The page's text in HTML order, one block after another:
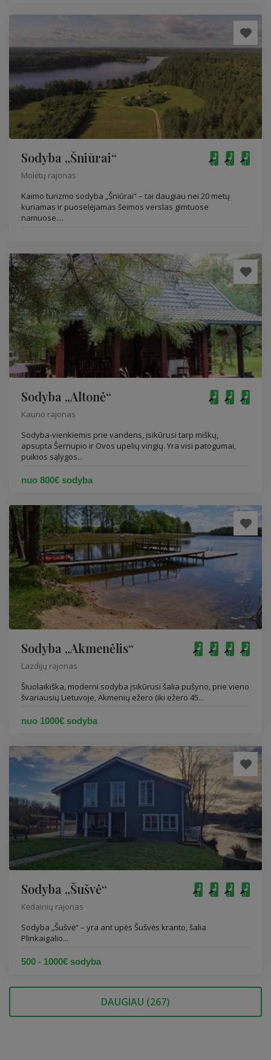
Sodyba „Šniūrai“
Molėtų rajonas
Kaimo turizmo sodyba „Šniūrai“ – tai daugiau nei 20 metų
kuriamas ir puoselėjamas šeimos verslas gimtuose
namuose....
Sodyba „Altonė“
Kauno rajonas
Sodyba-vienkiemis prie vandens, įsikūrusi tarp miškų,
apsupta Šernupio ir Ovos upelių vingių. Yra visi patogumai,
puikios sąlygos...
nuo 800€ sodyba
Sodyba „Akmenėlis“
Lazdijų rajonas
Šiuolaikiška, moderni sodyba įsikūrusi šalia pušyno, prie vieno
švariausių Lietuvoje, Akmenių ežero (iki ežero 45...
nuo 1000€ sodyba
Sodyba „Šušvė“
Kėdainių rajonas
Sodyba „Šušvė“ – yra ant upės Šušvės kranto, šalia
Plinkaigalio...
500 - 1000€ sodyba
DAUGIAU (267)